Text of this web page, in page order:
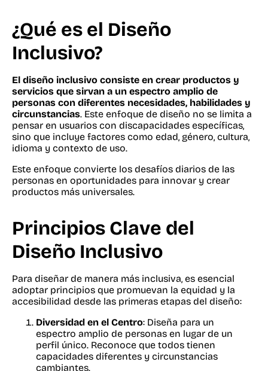
¿Qué es el Diseño
Inclusivo?
El diseño inclusivo consiste en crear productos y
servicios que sirvan a un espectro amplio de
personas con diferentes necesidades, habilidades y
circunstancias. Este enfoque de diseño no se limita a
pensar en usuarios con discapacidades específicas,
sino que incluye factores como edad, género, cultura,
idioma y contexto de uso.
Este enfoque convierte los desafíos diarios de las
personas en oportunidades para innovar y crear
productos más universales.
Principios Clave del
Diseño Inclusivo
Para diseñar de manera más inclusiva, es esencial
adoptar principios que promuevan la equidad y la
accesibilidad desde las primeras etapas del diseño:
Diversidad en el Centro: Diseña para un
espectro amplio de personas en lugar de un
perfil único. Reconoce que todos tienen
capacidades diferentes y circunstancias
cambiantes.